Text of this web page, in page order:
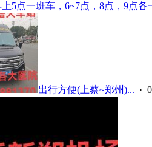
5点一班车，6~7点，8点，9点各
出行方便(上蔡~郑州)... ·